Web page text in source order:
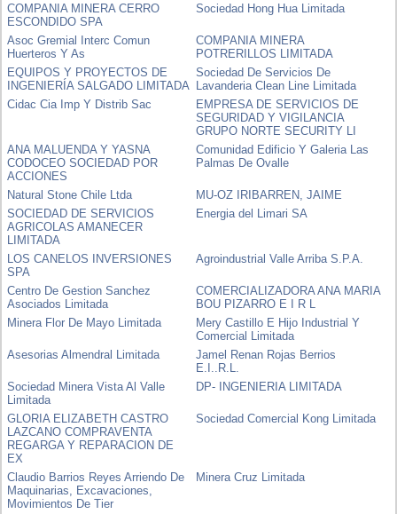
COMPANIA MINERA CERRO
ESCONDIDO SPA
Sociedad Hong Hua Limitada
Asoc Gremial Interc Comun
Huerteros Y As
COMPANIA MINERA
POTRERILLOS LIMITADA
EQUIPOS Y PROYECTOS DE
INGENIERÍA SALGADO LIMITADA
Sociedad De Servicios De
Lavanderia Clean Line Limitada
Cidac Cia Imp Y Distrib Sac
EMPRESA DE SERVICIOS DE
SEGURIDAD Y VIGILANCIA
GRUPO NORTE SECURITY LI
ANA MALUENDA Y YASNA
CODOCEO SOCIEDAD POR
ACCIONES
Comunidad Edificio Y Galeria Las
Palmas De Ovalle
Natural Stone Chile Ltda
MU-OZ IRIBARREN, JAIME
SOCIEDAD DE SERVICIOS
AGRICOLAS AMANECER
LIMITADA
Energia del Limari SA
LOS CANELOS INVERSIONES
SPA
Agroindustrial Valle Arriba S.P.A.
Centro De Gestion Sanchez
Asociados Limitada
COMERCIALIZADORA ANA MARIA
BOU PIZARRO E I R L
Minera Flor De Mayo Limitada
Mery Castillo E Hijo Industrial Y
Comercial Limitada
Asesorias Almendral Limitada
Jamel Renan Rojas Berrios
E.I..R.L.
Sociedad Minera Vista Al Valle
Limitada
DP- INGENIERIA LIMITADA
GLORIA ELIZABETH CASTRO
LAZCANO COMPRAVENTA
REGARGA Y REPARACION DE
EX
Sociedad Comercial Kong Limitada
Claudio Barrios Reyes Arriendo De
Maquinarias, Excavaciones,
Movimientos De Tier
Minera Cruz Limitada